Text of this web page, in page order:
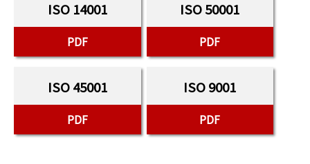
ISO 14001
PDF
ISO 50001
PDF
ISO 45001
PDF
ISO 9001
PDF